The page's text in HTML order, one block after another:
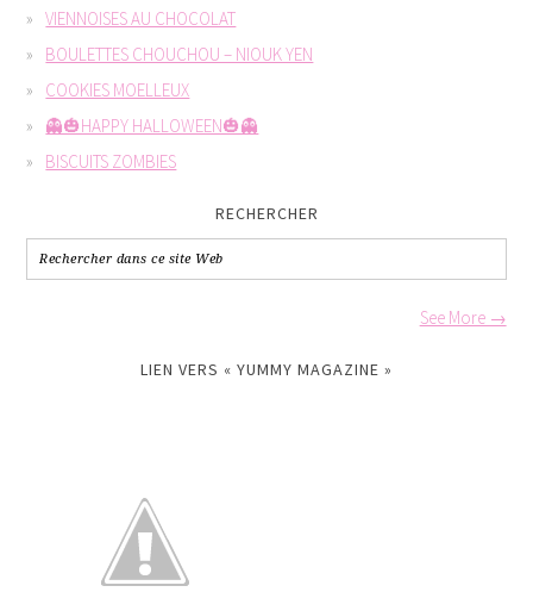
VIENNOISES AU CHOCOLAT
BOULETTES CHOUCHOU – NIOUK YEN
COOKIES MOELLEUX
👻🎃HAPPY HALLOWEEN🎃👻
BISCUITS ZOMBIES
RECHERCHER
See More →
LIEN VERS « YUMMY MAGAZINE »